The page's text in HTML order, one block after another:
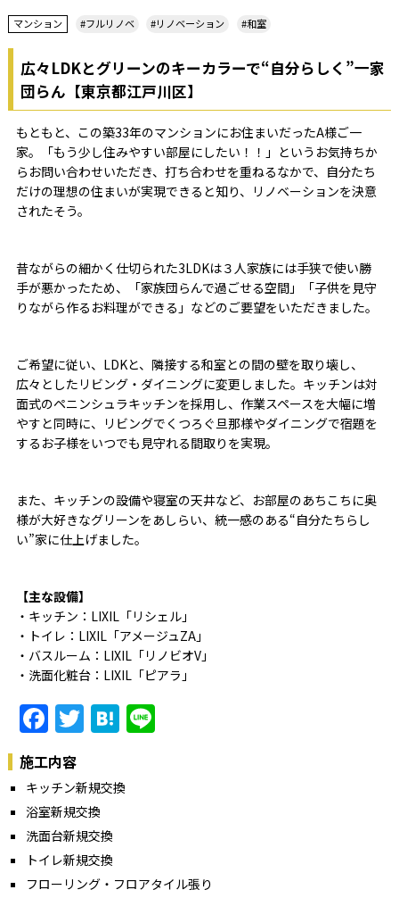
マンション #フルリノベ #リノベーション #和室
広々LDKとグリーンのキーカラーで“自分らしく”一家
団らん【東京都江戸川区】
もともと、この築33年のマンションにお住まいだったA様ご一
家。「もう少し住みやすい部屋にしたい！！」というお気持ちか
らお問い合わせいただき、打ち合わせを重ねるなかで、自分たち
だけの理想の住まいが実現できると知り、リノベーションを決意
されたそう。
昔ながらの細かく仕切られた3LDKは３人家族には手狭で使い勝
手が悪かったため、「家族団らんで過ごせる空間」「子供を見守
りながら作るお料理ができる」などのご要望をいただきました。
ご希望に従い、LDKと、隣接する和室との間の壁を取り壊し、
広々としたリビング・ダイニングに変更しました。キッチンは対
面式のペニンシュラキッチンを採用し、作業スペースを大幅に増
やすと同時に、リビングでくつろぐ旦那様やダイニングで宿題を
するお子様をいつでも見守れる間取りを実現。
また、キッチンの設備や寝室の天井など、お部屋のあちこちに奥
様が大好きなグリーンをあしらい、統一感のある“自分たちらし
い”家に仕上げました。
【主な設備】
・キッチン：LIXIL「リシェル」
・トイレ：LIXIL「アメージュZA」
・バスルーム：LIXIL「リノビオV」
・洗面化粧台：LIXIL「ピアラ」
Facebook
TwitterHatena
Line
施工内容
キッチン新規交換
浴室新規交換
洗面台新規交換
トイレ新規交換
フローリング・フロアタイル張り